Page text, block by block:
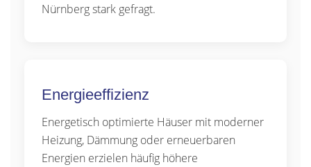
Nürnberg stark gefragt.
Energieeffizienz
Energetisch optimierte Häuser mit moderner
Heizung, Dämmung oder erneuerbaren
Energien erzielen häufig höhere